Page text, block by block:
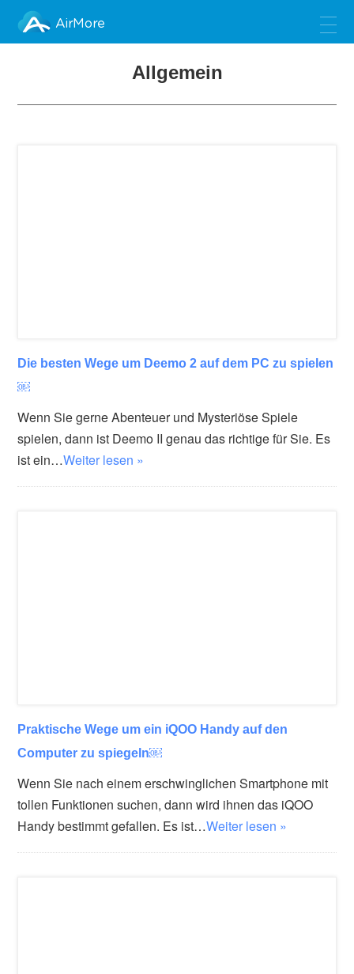
AirMore
Allgemein
Die besten Wege um Deemo 2 auf dem PC zu spielen
￼
Wenn Sie gerne Abenteuer und Mysteriöse Spiele
spielen, dann ist Deemo II genau das richtige für Sie. Es
ist ein…Weiter lesen »
Praktische Wege um ein iQOO Handy auf den
Computer zu spiegeln￼
Wenn Sie nach einem erschwinglichen Smartphone mit
tollen Funktionen suchen, dann wird ihnen das iQOO
Handy bestimmt gefallen. Es ist…Weiter lesen »